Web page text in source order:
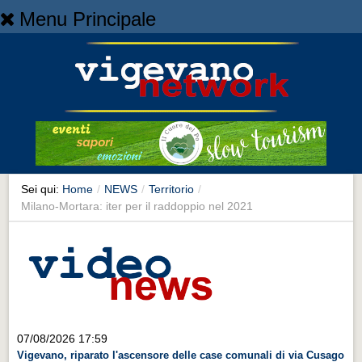
Menu Principale
NEWS
Cronaca
Cronaca
Artes et Artificia
Sport
Territorio
Sei qui: Home / NEWS / Territorio /
Milano-Mortara: iter per il raddoppio nel 2021
07/08/2026 17:59
Vigevano, riparato l'ascensore delle case comunali di via Cusago